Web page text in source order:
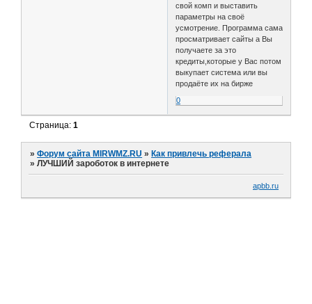
свой комп и выставить
параметры на своё
усмотрение. Программа сама
просматривает сайты а Вы
получаете за это
кредиты,которые у Вас потом
выкупает система или вы
продаёте их на бирже
0
Страница:1
»Форум сайта MIRWMZ.RU » Как привлечь реферала
»ЛУЧШИЙ зароботок в интернете
apbb.ru